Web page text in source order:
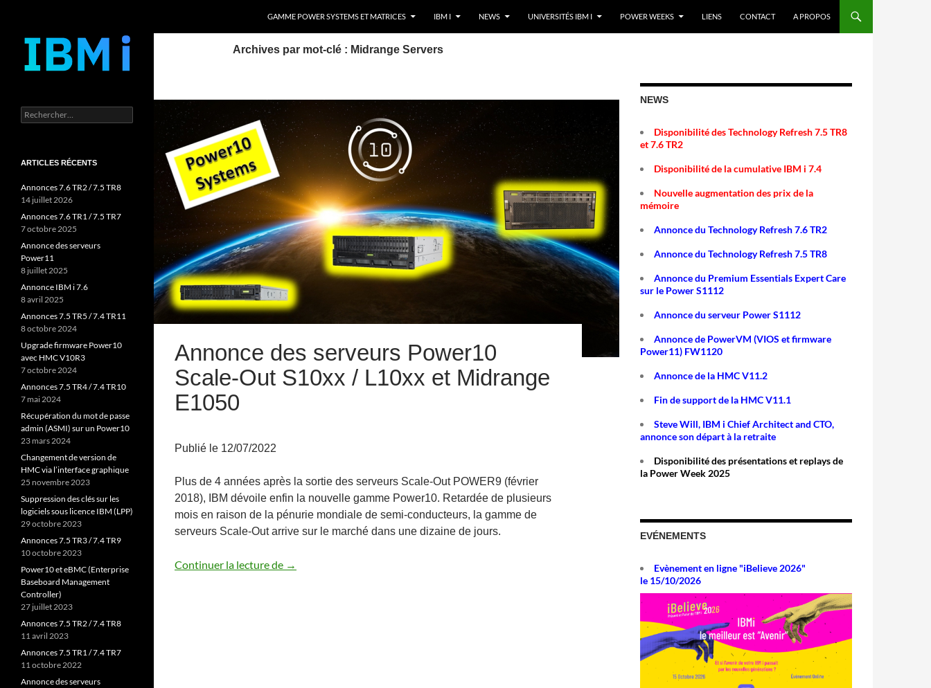
contenu
GAMME POWER SYSTEMS ET MATRICES IBM I NEWS UNIVERSITÉS IBM I POWER WEEKS LIENS CONTACT A PROPOS
Archives par mot-clé : Midrange Servers
Annonce des serveurs Power10
Scale-Out S10xx / L10xx et Midrange
E1050
Publié le 12/07/2022
Plus de 4 années après la sortie des serveurs Scale-Out POWER9 (février
2018), IBM dévoile enfin la nouvelle gamme Power10. Retardée de plusieurs
mois en raison de la pénurie mondiale de semi-conducteurs, la gamme de
serveurs Scale-Out arrive sur le marché dans une dizaine de jours.
Continuer la lecture de Annonce des serveurs Power10 Scale-Out S10xx / L10xx et Midrange E1050
→
NEWS
Disponibilité des Technology Refresh 7.5 TR8
et 7.6 TR2
Disponibilité de la cumulative IBM i 7.4
Nouvelle augmentation des prix de la
mémoire
Annonce du Technology Refresh 7.6 TR2
Annonce du Technology Refresh 7.5 TR8
Annonce du Premium Essentials Expert Care
sur le Power S1112
Annonce du serveur Power S1112
Annonce de PowerVM (VIOS et firmware
Power11) FW1120
Annonce de la HMC V11.2
Fin de support de la HMC V11.1
Steve Will, IBM i Chief Architect and CTO,
annonce son départ à la retraite
Disponibilité des présentations et replays de
la Power Week 2025
EVÉNEMENTS
Evènement en ligne "iBelieve 2026"
le 15/10/2026
Rechercher :
ARTICLES RÉCENTS
Annonces 7.6 TR2 / 7.5 TR8
14 juillet 2026
Annonces 7.6 TR1 / 7.5 TR7
7 octobre 2025
Annonce des serveurs
Power11
8 juillet 2025
Annonce IBM i 7.6
8 avril 2025
Annonces 7.5 TR5 / 7.4 TR11
8 octobre 2024
Upgrade firmware Power10
avec HMC V10R3
7 octobre 2024
Annonces 7.5 TR4 / 7.4 TR10
7 mai 2024
Récupération du mot de passe
admin (ASMI) sur un Power10
23 mars 2024
Changement de version de
HMC via l’interface graphique
25 novembre 2023
Suppression des clés sur les
logiciels sous licence IBM (LPP)
29 octobre 2023
Annonces 7.5 TR3 / 7.4 TR9
10 octobre 2023
Power10 et eBMC (Enterprise
Baseboard Management
Controller)
27 juillet 2023
Annonces 7.5 TR2 / 7.4 TR8
11 avril 2023
Annonces 7.5 TR1 / 7.4 TR7
11 octobre 2022
Annonce des serveurs